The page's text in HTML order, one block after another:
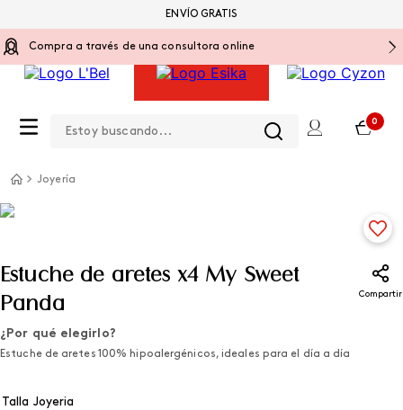
Compra a través de una consultora online
0
ENVÍO GRATIS
Joyería
Estuche de aretes x4 My Sweet
Panda
Compartir
¿Por qué elegirlo?
Estuche de aretes 100% hipoalergénicos, ideales para el día a día
Talla Joyeria